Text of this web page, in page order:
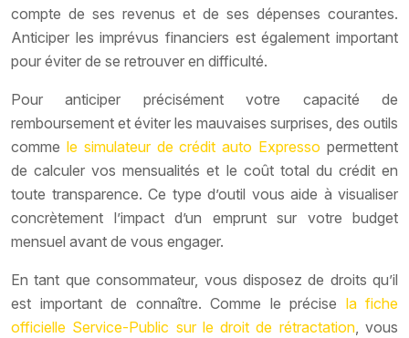
compte de ses revenus et de ses dépenses courantes.
Anticiper les imprévus financiers est également important
pour éviter de se retrouver en difficulté.
Pour anticiper précisément votre capacité de
remboursement et éviter les mauvaises surprises, des outils
comme le simulateur de crédit auto Expresso permettent
de calculer vos mensualités et le coût total du crédit en
toute transparence. Ce type d’outil vous aide à visualiser
concrètement l’impact d’un emprunt sur votre budget
mensuel avant de vous engager.
En tant que consommateur, vous disposez de droits qu’il
est important de connaître. Comme le précise la fiche
officielle Service-Public sur le droit de rétractation, vous